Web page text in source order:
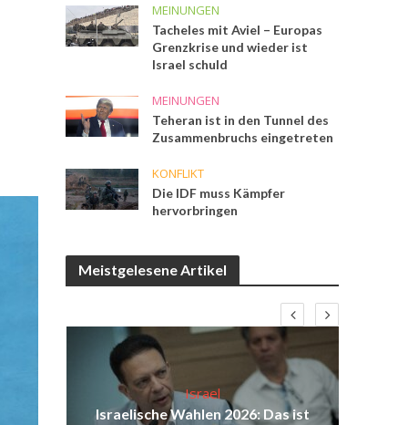
MEINUNGEN
Tacheles mit Aviel – Europas
Grenzkrise und wieder ist
Israel schuld
MEINUNGEN
Teheran ist in den Tunnel des
Zusammenbruchs eingetreten
KONFLIKT
Die IDF muss Kämpfer
hervorbringen
Meistgelesene Artikel
Israel
Israelische Wahlen 2026: Das ist